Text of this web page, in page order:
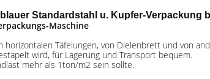
Standardstahl u. Kupfer-Verpackung
Maschine
Täfelungen, von Dielenbrett und von
wird, für Lagerung und Transport bequem.
mehr als 1ton/m2 sein sollte.